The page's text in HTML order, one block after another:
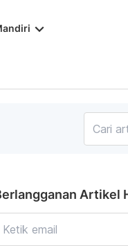
keyboard_arrow_down
Artikel